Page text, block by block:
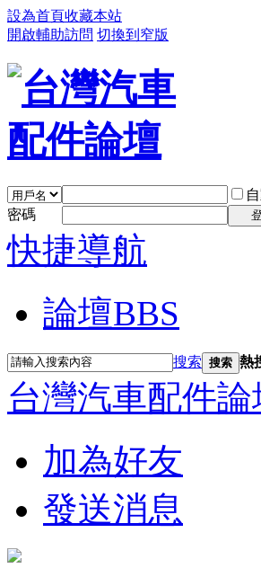
設為首頁收藏本站
開啟輔助訪問 切換到窄版
密碼
快捷導航
論壇BBS
搜索 搜索 熱
台灣汽車配件論
加為好友
發送消息